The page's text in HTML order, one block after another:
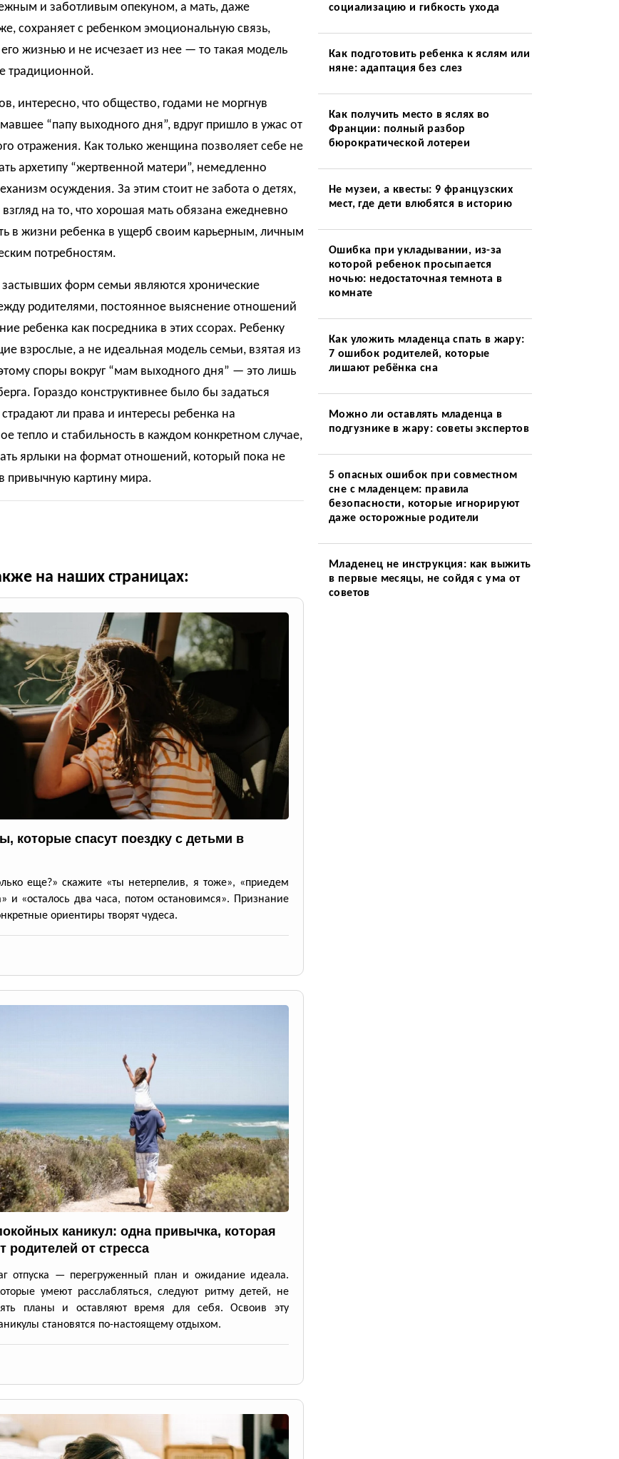
и заботливым опекуном, а мать, даже
сохраняет с ребенком эмоциональную связь,
его жизнью и не исчезает из нее — то такая модель
традиционной.
интересно, что общество, годами не моргнув
“папу выходного дня”, вдруг пришло в ужас от
отражения. Как только женщина позволяет себе не
архетипу “жертвенной матери”, немедленно
осуждения. За этим стоит не забота о детях,
на то, что хорошая мать обязана ежедневно
в жизни ребенка в ущерб своим карьерным, личным
потребностям.
застывших форм семьи являются хронические
родителями, постоянное выяснение отношений
ребенка как посредника в этих ссорах. Ребенку
взрослые, а не идеальная модель семьи, взятая из
споры вокруг “мам выходного дня” — это лишь
Гораздо конструктивнее было бы задаться
ли права и интересы ребенка на
тепло и стабильность в каждом конкретном случае,
ярлыки на формат отношений, который пока не
привычную картину мира.
на наших страницах:
которые спасут поездку с детьми в
еще?» скажите «ты нетерпелив, я тоже», «приедем
и «осталось два часа, потом остановимся». Признание
ориентиры творят чудеса.
каникул: одна привычка, которая
родителей от стресса
отпуска — перегруженный план и ожидание идеала.
умеют расслабляться, следуют ритму детей, не
планы и оставляют время для себя. Освоив эту
становятся по-настоящему отдыхом.
социализацию и гибкость ухода
Как подготовить ребенка к яслям или
няне: адаптация без слез
Как получить место в яслях во
Франции: полный разбор
бюрократической лотереи
Не музеи, а квесты: 9 французских
мест, где дети влюбятся в историю
Ошибка при укладывании, из-за
которой ребенок просыпается
ночью: недостаточная темнота в
комнате
Как уложить младенца спать в жару:
7 ошибок родителей, которые
лишают ребёнка сна
Можно ли оставлять младенца в
подгузнике в жару: советы экспертов
5 опасных ошибок при совместном
сне с младенцем: правила
безопасности, которые игнорируют
даже осторожные родители
Младенец не инструкция: как выжить
в первые месяцы, не сойдя с ума от
советов